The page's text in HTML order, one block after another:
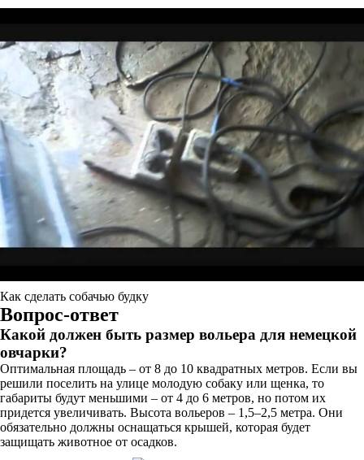
Как сделать собачью будку
Вопрос-ответ
Какой должен быть размер вольера для немецкой
овчарки?
Оптимальная площадь – от 8 до 10 квадратных метров. Если вы
решили поселить на улице молодую собаку или щенка, то
габариты будут меньшими – от 4 до 6 метров, но потом их
придется увеличивать. Высота вольеров – 1,5–2,5 метра. Они
обязательно должны оснащаться крышей, которая будет
защищать животное от осадков.